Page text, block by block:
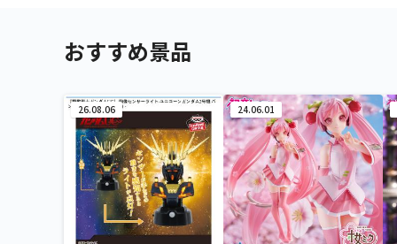
おすすめ景品
26.08.06 24.06.01